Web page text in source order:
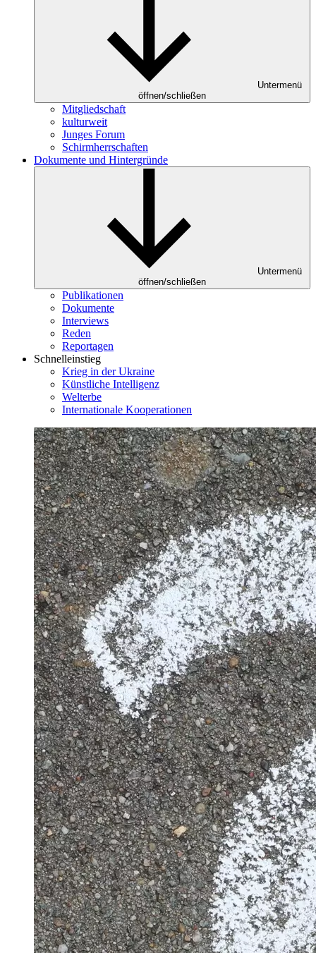
Untermenü
öffnen/schließen
Mitgliedschaft
kulturweit
Junges Forum
Schirmherrschaften
Dokumente und Hintergründe
Untermenü
öffnen/schließen
Publikationen
Dokumente
Interviews
Reden
Reportagen
Schnelleinstieg
Krieg in der Ukraine
Künstliche Intelligenz
Welterbe
Internationale Kooperationen